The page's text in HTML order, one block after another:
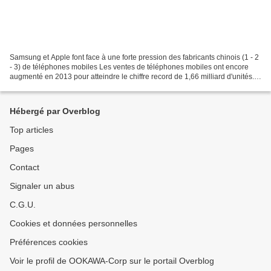
Samsung et Apple font face à une forte pression des fabricants chinois (1 - 2
- 3) de téléphones mobiles Les ventes de téléphones mobiles ont encore
augmenté en 2013 pour atteindre le chiffre record de 1,66 milliard d'unités.
Hébergé par Overblog
Top articles
Pages
Contact
Signaler un abus
C.G.U.
Cookies et données personnelles
Préférences cookies
Voir le profil de OOKAWA-Corp sur le portail Overblog